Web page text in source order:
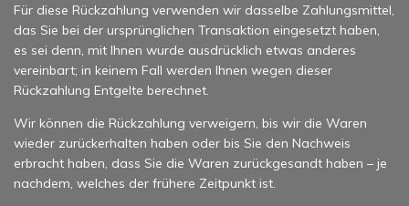
Für diese Rückzahlung verwenden wir dasselbe Zahlungsmittel,
das Sie bei der ursprünglichen Transaktion eingesetzt haben,
es sei denn, mit Ihnen wurde ausdrücklich etwas anderes
vereinbart; in keinem Fall werden Ihnen wegen dieser
Rückzahlung Entgelte berechnet.
Wir können die Rückzahlung verweigern, bis wir die Waren
wieder zurückerhalten haben oder bis Sie den Nachweis
erbracht haben, dass Sie die Waren zurückgesandt haben – je
nachdem, welches der frühere Zeitpunkt ist.